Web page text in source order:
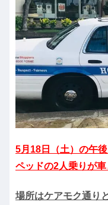
5月18日（土）の午
ペッドの2人乗りが車
場所はケアモク通り